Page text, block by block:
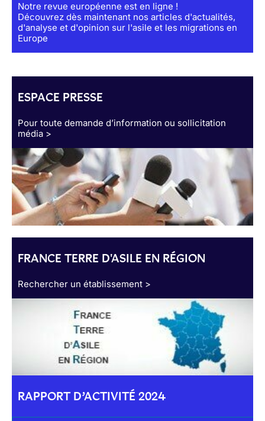
Notre revue européenne est en ligne !
Découvrez dès maintenant nos articles d'actualités,
d'analyse et d'opinion sur l'asile et les migrations en
Europe
ESPACE PRESSE
Pour toute demande d’information ou sollicitation
média >
FRANCE TERRE D'ASILE EN RÉGION
Rechercher un établissement >
RAPPORT D’ACTIVITÉ 2024